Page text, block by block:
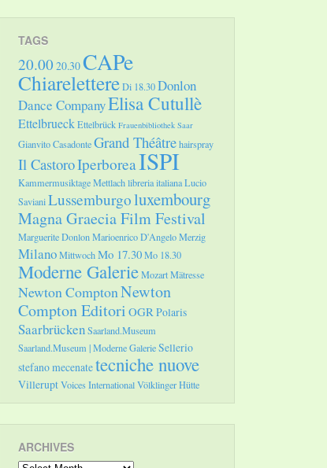
TAGS
20.00 20.30CAPe
ChiarelettereDi 18.30Donlon
Dance CompanyElisa Cutullè
EttelbrueckEttelbrück Frauenbibliothek Saar
Gianvito CasadonteGrand Théâtrehairspray
Il CastoroIperboreaISPI
Kammermusiktage Mettlachlibreria italianaLucio
SavianiLussemburgoluxembourg
Magna Graecia Film Festival
Marguerite DonlonMarioenrico D'AngeloMerzig
MilanoMittwochMo 17.30Mo 18.30
Moderne GalerieMozartMätresse
Newton ComptonNewton
Compton Editori OGRPolaris
SaarbrückenSaarland.Museum
Saarland.Museum | Moderne GalerieSellerio
stefano mecenatetecniche nuove
VilleruptVoices InternationalVölklinger Hütte
ARCHIVES